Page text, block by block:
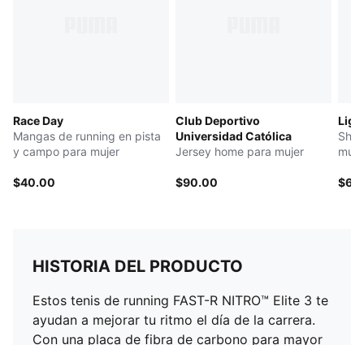
Race Day
Mangas de running en pista
y campo para mujer
$40.00
Club Deportivo
Universidad Católica
Jersey home para mujer
$90.00
HISTORIA DEL PRODUCTO
Estos tenis de running FAST-R NITRO™ Elite 3 te
ayudan a mejorar tu ritmo el día de la carrera.
Con una placa de fibra de carbono para mayor